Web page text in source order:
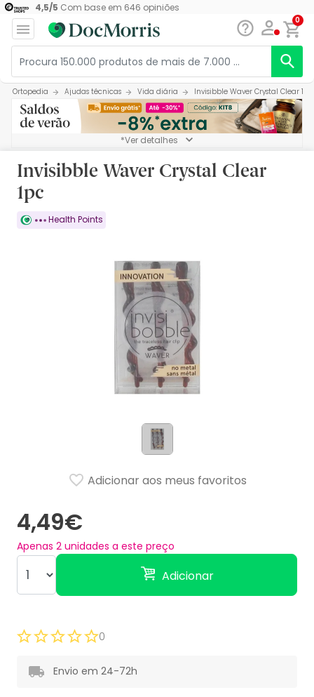
4,5/5 Com base em 646 opiniões
0
Ortopedia Ajudas técnicas Vida diária Invisibble Waver Crystal Clear 1pc
*Ver detalhes
Invisibble Waver Crystal Clear
1pc
Health Points
4,49€
Apenas 2 unidades a este preço
Adicionar
Adicionar aos meus favoritos
0
Envio em 24-72h